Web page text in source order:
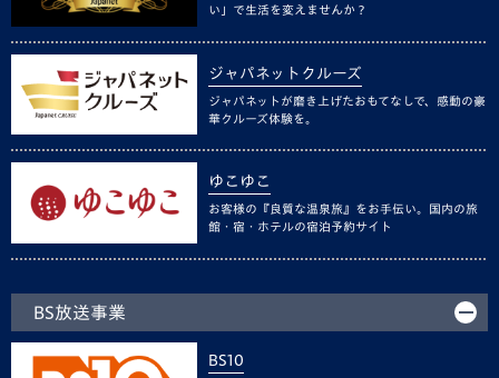
い」で生活を変えませんか？
ジャパネットクルーズ
ジャパネットが磨き上げたおもてなしで、感動の豪
華クルーズ体験を。
ゆこゆこ
お客様の『良質な温泉旅』をお手伝い。国内の旅
館・宿・ホテルの宿泊予約サイト
BS放送事業
BS10